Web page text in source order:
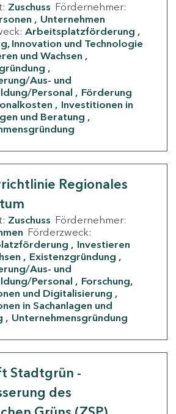
Zuschuss Fördernehmer:
Unternehmen
Arbeitsplatzförderung
Innovation und Technologie
und Wachsen
Aus- und
Personal
Förderung
Investitionen in
und Beratung
Regionales
Zuschuss Fördernehmer:
Förderzweck:
Investieren
Existenzgründung
Aus- und
Personal
Forschung,
und Digitalisierung
in Sachanlagen und
Unternehmensgründung
Stadtgrün -
des